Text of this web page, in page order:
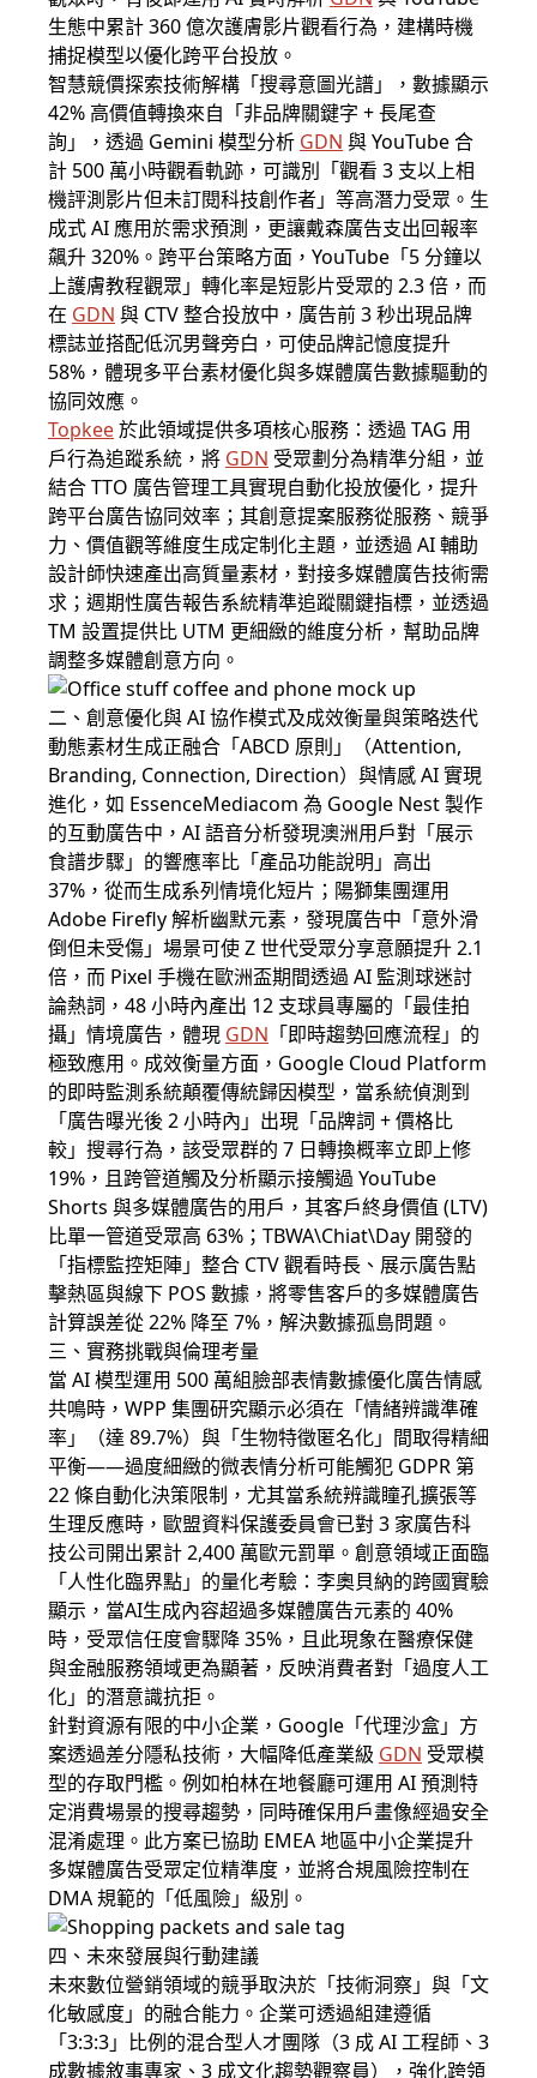
生態中累計 360 億次護膚影片觀看行為，建構時機
捕捉模型以優化跨平台投放。
智慧競價探索技術解構「搜尋意圖光譜」，數據顯示
42% 高價值轉換來自「非品牌關鍵字 + 長尾查
詢」，透過 Gemini 模型分析 GDN 與 YouTube 合
計 500 萬小時觀看軌跡，可識別「觀看 3 支以上相
機評測影片但未訂閱科技創作者」等高潛力受眾。生
成式 AI 應用於需求預測，更讓戴森廣告支出回報率
飆升 320%。跨平台策略方面，YouTube「5 分鐘以
上護膚教程觀眾」轉化率是短影片受眾的 2.3 倍，而
在 GDN 與 CTV 整合投放中，廣告前 3 秒出現品牌
標誌並搭配低沉男聲旁白，可使品牌記憶度提升
58%，體現多平台素材優化與多媒體廣告數據驅動的
協同效應。
Topkee於此領域提供多項核心服務：透過 TAG 用
戶行為追蹤系統，將 GDN 受眾劃分為精準分組，並
結合 TTO 廣告管理工具實現自動化投放優化，提升
跨平台廣告協同效率；其創意提案服務從服務、競爭
力、價值觀等維度生成定制化主題，並透過 AI 輔助
設計師快速產出高質量素材，對接多媒體廣告技術需
求；週期性廣告報告系統精準追蹤關鍵指標，並透過
TM 設置提供比 UTM 更細緻的維度分析，幫助品牌
調整多媒體創意方向。
二、創意優化與 AI 協作模式及成效衡量與策略迭代
動態素材生成正融合「ABCD 原則」（Attention,
Branding, Connection, Direction）與情感 AI 實現
進化，如 EssenceMediacom 為 Google Nest 製作
的互動廣告中，AI 語音分析發現澳洲用戶對「展示
食譜步驟」的響應率比「產品功能說明」高出
37%，從而生成系列情境化短片；陽獅集團運用
Adob​​e Firefly 解析幽默元素，發現廣告中「意外滑
倒但未受傷」場景可使 Z 世代受眾分享意願提升 2.1
倍，而 Pixel 手機在歐洲盃期間透過 AI 監測球迷討
論熱詞，48 小時內產出 12 支球員專屬的「最佳拍
攝」情境廣告，體現 GDN 「即時趨勢回應流程」的
極致應用。成效衡量方面，Google Cloud Platform
的即時監測系統顛覆傳統歸因模型，當系統偵測到
「廣告曝光後 2 小時內」出現「品牌詞 + 價格比
較」搜尋行為，該受眾群的 7 日轉換概率立即上修
19%，且跨管道觸及分析顯示接觸過 YouTube
Shorts 與多媒體廣告的用戶，其客戶終身價值 (LTV)
比單一管道受眾高 63%；TBWA\Chiat\Day 開發的
「指標監控矩陣」整合 CTV 觀看時長、展示廣告點
擊熱區與線下 POS 數據，將零售客戶的多媒體廣告
計算誤差從 22% 降至 7%，解決數據孤島問題。
三、實務挑戰與倫理考量
當 AI 模型運用 500 萬組臉部表情數據優化廣告情感
共鳴時，WPP 集團研究顯示必須在「情緒辨識準確
率」（達 89.7%）與「生物特徵匿名化」間取得精細
平衡——過度細緻的微表情分析可能觸犯 GDPR 第
22 條自動化決策限制，尤其當系統辨識瞳孔擴張等
生理反應時，歐盟資料保護委員會已對 3 家廣告科
技公司開出累計 2,400 萬歐元罰單。創意領域正面臨
「人性化臨界點」的量化考驗：李奧貝納的跨國實驗
顯示，當AI生成內容超過多媒體廣告元素的 40%
時，受眾信任度會驟降 35%，且此現象在醫療保健
與金融服務領域更為顯著，反映消費者對「過度人工
化」的潛意識抗拒。
針對資源有限的中小企業，Google「代理沙盒」方
案透過差分隱私技術，大幅降低產業級 GDN 受眾模
型的存取門檻。例如柏林在地餐廳可運用 AI 預測特
定消費場景的搜尋趨勢，同時確保用戶畫像經過安全
混淆處理。此方案已協助 EMEA 地區中小企業提升
多媒體廣告受眾定位精準度，並將合規風險控制在
DMA 規範的「低風險」級別。
四、未來發展與行動建議
未來數位營銷領域的競爭取決於「技術洞察」與「文
化敏感度」的融合能力。企業可透過組建遵循
「3:3:3」比例的混合型人才團隊（3 成 AI 工程師、3
成數據敘事專家、3 成文化趨勢觀察員），強化跨領